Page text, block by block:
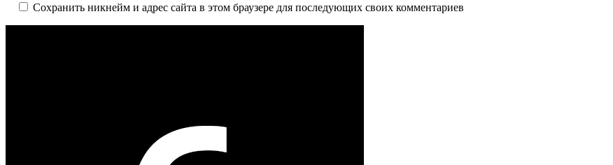
Сохранить никнейм и адрес сайта в этом браузере для последующих своих комментариев